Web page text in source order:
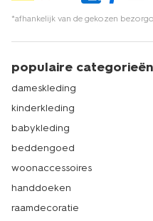
*afhankelijk van de gekozen
populaire categorieën
dameskleding
kinderkleding
babykleding
beddengoed
woonaccessoires
handdoeken
raamdecoratie